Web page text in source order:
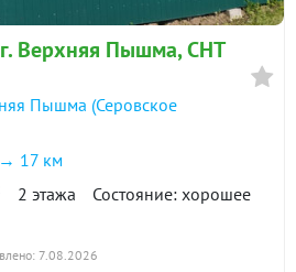
Верхняя Пышма, СНТ
Пышма (Серовское
→ 17 км
2 этажа Состояние: хорошее
7.08.2026